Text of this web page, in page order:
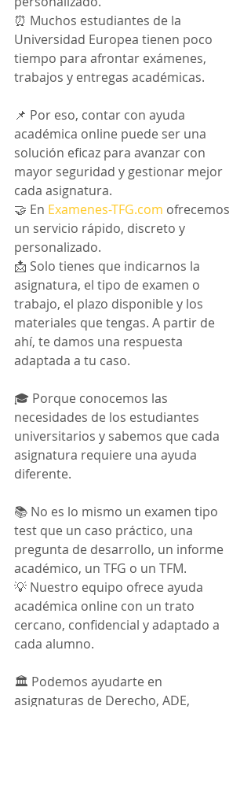
⏰ Muchos estudiantes de la
Universidad Europea tienen poco
tiempo para afrontar exámenes,
trabajos y entregas académicas.
📌 Por eso, contar con ayuda
académica online puede ser una
solución eficaz para avanzar con
mayor seguridad y gestionar mejor
cada asignatura.
🤝 En Examenes-TFG.com ofrecemos
un servicio rápido, discreto y
personalizado.
📩 Solo tienes que indicarnos la
asignatura, el tipo de examen o
trabajo, el plazo disponible y los
materiales que tengas. A partir de
ahí, te damos una respuesta
adaptada a tu caso.
🎓 Porque conocemos las
necesidades de los estudiantes
universitarios y sabemos que cada
asignatura requiere una ayuda
diferente.
📚 No es lo mismo un examen tipo
test que un caso práctico, una
pregunta de desarrollo, un informe
académico, un TFG o un TFM.
💡 Nuestro equipo ofrece ayuda
académica online con un trato
cercano, confidencial y adaptado a
cada alumno.
🏛️ Podemos ayudarte en
asignaturas de Derecho, ADE,